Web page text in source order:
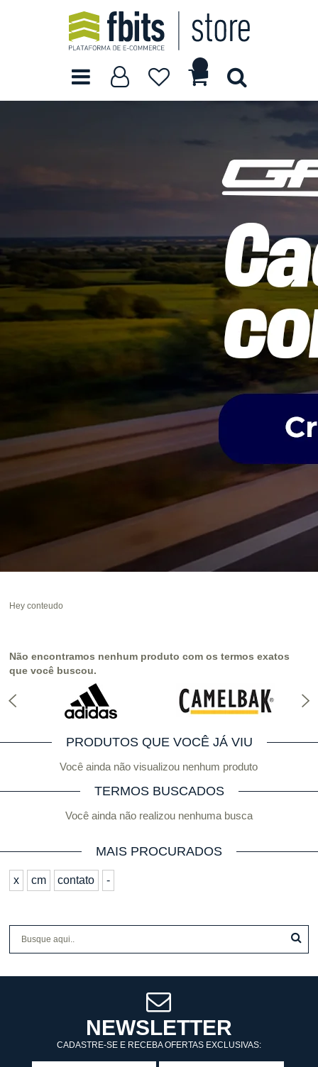
Hey conteudo
Não encontramos nenhum produto com os termos exatos
que você buscou.
PRODUTOS QUE VOCÊ JÁ VIU
Você ainda não visualizou nenhum produto
TERMOS BUSCADOS
Você ainda não realizou nenhuma busca
MAIS PROCURADOS
x cm contato -
NEWSLETTER
CADASTRE-SE E RECEBA OFERTAS EXCLUSIVAS: